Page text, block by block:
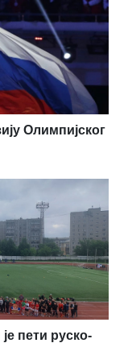
Олимпијског
пети руско-